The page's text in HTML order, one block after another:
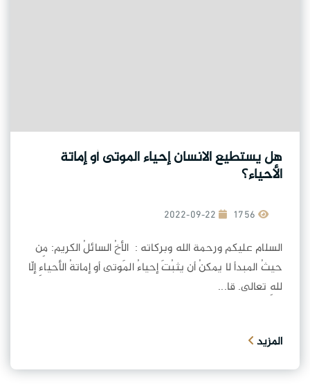
هل يستطيع الانسان إحياء الموتى أو إماتة
الأحياء؟
2022-09-22
السلام عليكم ورحمة الله وبركاته : الأخُ السائلُ الكريم: مِن
حيثُ المبدأ لا يمكنُ أن يثبُتَ إحياءُ المَوتى أو إماتةُ الأحياءِ إلّا
للهِ تعالى. قا...
المزيد